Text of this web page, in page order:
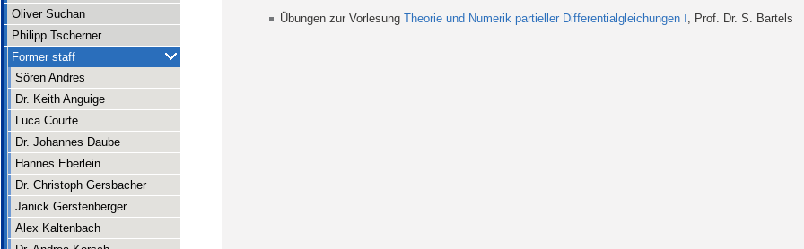
Oliver Suchan
Philipp Tscherner
Former staff
Sören Andres
Dr. Keith Anguige
Luca Courte
Dr. Johannes Daube
Hannes Eberlein
Dr. Christoph Gersbacher
Janick Gerstenberger
Alex Kaltenbach
Übungen zur Vorlesung Theorie und Numerik partieller Differentialgleichungen Ⅰ, Prof. Dr. S. Bartels